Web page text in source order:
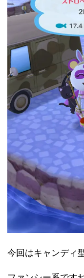
今回はキャンディ